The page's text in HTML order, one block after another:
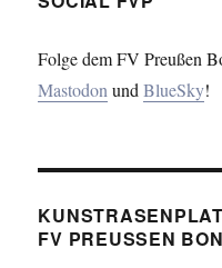
Folge dem FV Preußen
Mastodon undBlueSky!
FV PREUSSEN